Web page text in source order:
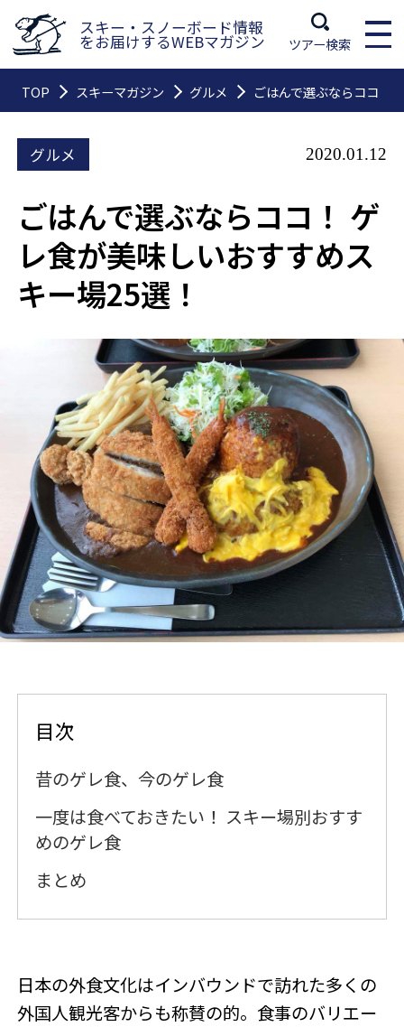
スキー・スノーボード情報
をお届けするWEBマガジン ツアー検索
TOP スキーマガジン グルメ ごはんで選ぶならココ！
グルメ 2020.01.12
ごはんで選ぶならココ！ ゲ
レ食が美味しいおすすめス
キー場25選！
目次
昔のゲレ食、今のゲレ食
一度は食べておきたい！ スキー場別おすす
めのゲレ食
まとめ
日本の外食文化はインバウンドで訪れた多くの
外国人観光客からも称賛の的。食事のバリエー